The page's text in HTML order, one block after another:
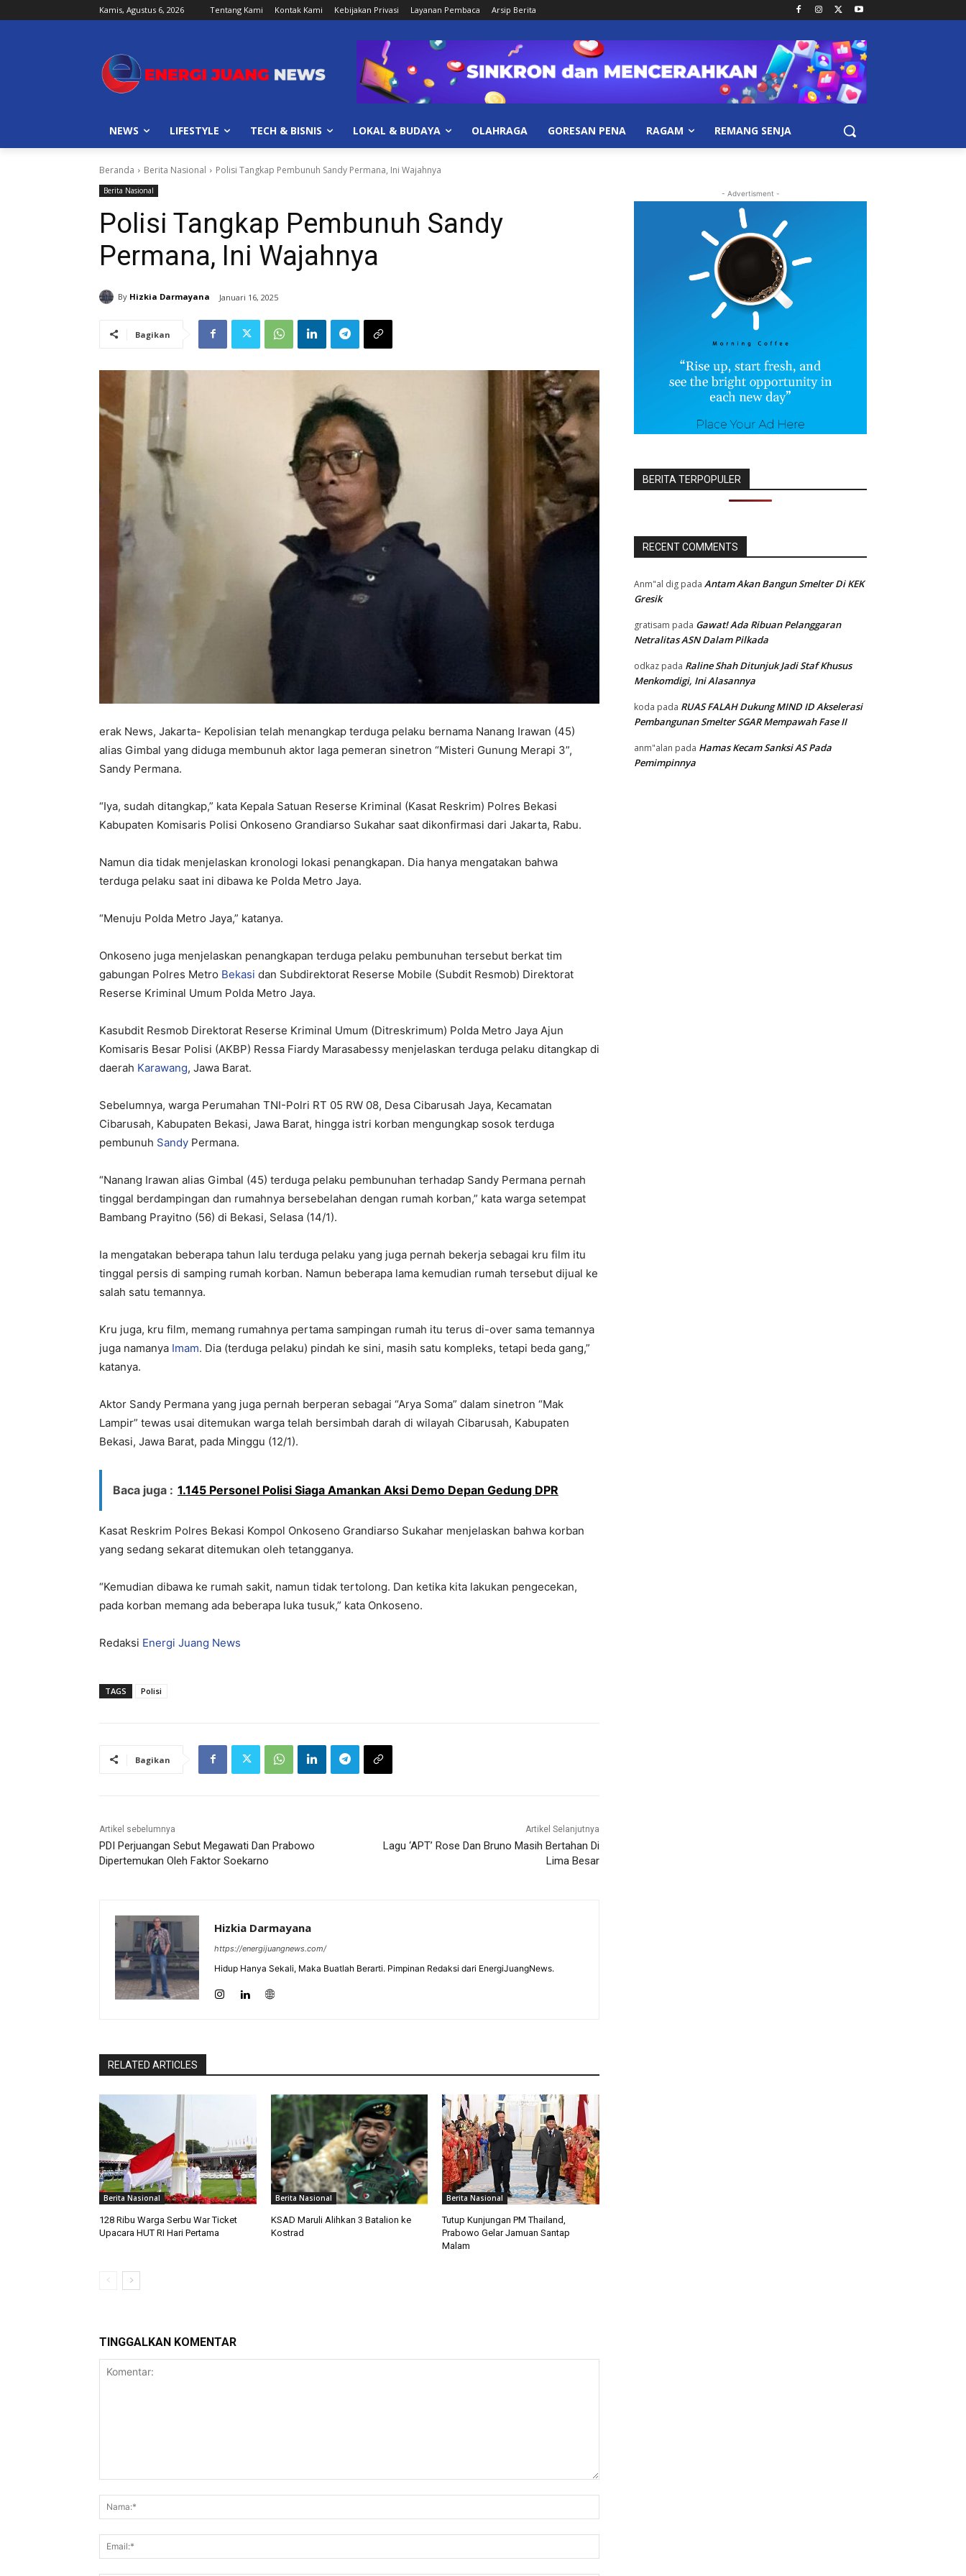
Kamis, Agustus 6, 2026 Tentang Kami Kontak Kami Kebijakan Privasi Layanan Pembaca Arsip Berita
NEWS LIFESTYLE TECH & BISNIS LOKAL & BUDAYA OLAHRAGA GORESAN PENA RAGAM REMANG SENJA
Beranda Berita Nasional Polisi Tangkap Pembunuh Sandy Permana, Ini Wajahnya
Berita Nasional
Polisi Tangkap Pembunuh Sandy
Permana, Ini Wajahnya
By Hizkia Darmayana Januari 16, 2025
Bagikan
erak News, Jakarta- Kepolisian telah menangkap terduga pelaku bernama Nanang Irawan (45)
alias Gimbal yang diduga membunuh aktor laga pemeran sinetron “Misteri Gunung Merapi 3”,
Sandy Permana.
“Iya, sudah ditangkap,” kata Kepala Satuan Reserse Kriminal (Kasat Reskrim) Polres Bekasi
Kabupaten Komisaris Polisi Onkoseno Grandiarso Sukahar saat dikonfirmasi dari Jakarta, Rabu.
Namun dia tidak menjelaskan kronologi lokasi penangkapan. Dia hanya mengatakan bahwa
terduga pelaku saat ini dibawa ke Polda Metro Jaya.
“Menuju Polda Metro Jaya,” katanya.
Onkoseno juga menjelaskan penangkapan terduga pelaku pembunuhan tersebut berkat tim
gabungan Polres Metro Bekasi dan Subdirektorat Reserse Mobile (Subdit Resmob) Direktorat
Reserse Kriminal Umum Polda Metro Jaya.
Kasubdit Resmob Direktorat Reserse Kriminal Umum (Ditreskrimum) Polda Metro Jaya Ajun
Komisaris Besar Polisi (AKBP) Ressa Fiardy Marasabessy menjelaskan terduga pelaku ditangkap di
daerah Karawang, Jawa Barat.
Sebelumnya, warga Perumahan TNI-Polri RT 05 RW 08, Desa Cibarusah Jaya, Kecamatan
Cibarusah, Kabupaten Bekasi, Jawa Barat, hingga istri korban mengungkap sosok terduga
pembunuh Sandy Permana.
“Nanang Irawan alias Gimbal (45) terduga pelaku pembunuhan terhadap Sandy Permana pernah
tinggal berdampingan dan rumahnya bersebelahan dengan rumah korban,” kata warga setempat
Bambang Prayitno (56) di Bekasi, Selasa (14/1).
Ia mengatakan beberapa tahun lalu terduga pelaku yang juga pernah bekerja sebagai kru film itu
tinggal persis di samping rumah korban. Namun beberapa lama kemudian rumah tersebut dijual ke
salah satu temannya.
Kru juga, kru film, memang rumahnya pertama sampingan rumah itu terus di-over sama temannya
juga namanya Imam. Dia (terduga pelaku) pindah ke sini, masih satu kompleks, tetapi beda gang,”
katanya.
Aktor Sandy Permana yang juga pernah berperan sebagai “Arya Soma” dalam sinetron “Mak
Lampir” tewas usai ditemukan warga telah bersimbah darah di wilayah Cibarusah, Kabupaten
Bekasi, Jawa Barat, pada Minggu (12/1).
Baca juga : 1.145 Personel Polisi Siaga Amankan Aksi Demo Depan Gedung DPR
Kasat Reskrim Polres Bekasi Kompol Onkoseno Grandiarso Sukahar menjelaskan bahwa korban
yang sedang sekarat ditemukan oleh tetangganya.
“Kemudian dibawa ke rumah sakit, namun tidak tertolong. Dan ketika kita lakukan pengecekan,
pada korban memang ada beberapa luka tusuk,” kata Onkoseno.
Redaksi Energi Juang News
TAGS Polisi
Bagikan
Artikel sebelumnya
PDI Perjuangan Sebut Megawati Dan Prabowo
Dipertemukan Oleh Faktor Soekarno
Artikel Selanjutnya
Lagu ‘APT’ Rose Dan Bruno Masih Bertahan Di
Lima Besar
Hizkia Darmayana
https://energijuangnews.com/
Hidup Hanya Sekali, Maka Buatlah Berarti. Pimpinan Redaksi dari EnergiJuangNews.
RELATED ARTICLES
Berita Nasional
128 Ribu Warga Serbu War Ticket
Upacara HUT RI Hari Pertama
Berita Nasional
KSAD Maruli Alihkan 3 Batalion ke
Kostrad
Berita Nasional
Tutup Kunjungan PM Thailand,
Prabowo Gelar Jamuan Santap
Malam
TINGGALKAN KOMENTAR
- Advertisment -
BERITA TERPOPULER
RECENT COMMENTS
Anm"al dig pada Antam Akan Bangun Smelter Di KEK
Gresik
gratisam pada Gawat! Ada Ribuan Pelanggaran
Netralitas ASN Dalam Pilkada
odkaz pada Raline Shah Ditunjuk Jadi Staf Khusus
Menkomdigi, Ini Alasannya
koda pada RUAS FALAH Dukung MIND ID Akselerasi
Pembangunan Smelter SGAR Mempawah Fase II
anm"alan pada Hamas Kecam Sanksi AS Pada
Pemimpinnya